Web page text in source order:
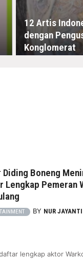
12 Artis
dengan
Konglomerat
Boneng
Lengkap Pemeran
BY NUR JAYANTI
lengkap aktor